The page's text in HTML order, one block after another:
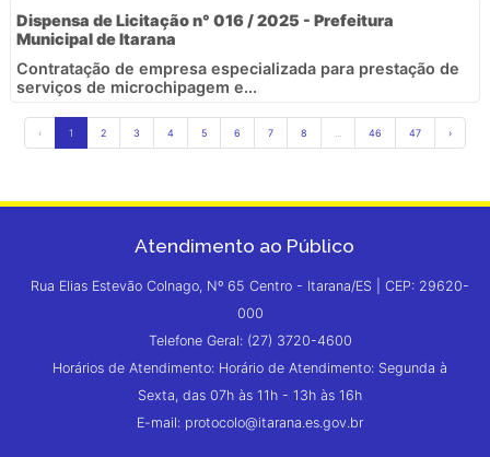
Dispensa de Licitação n° 016 / 2025 - Prefeitura
Municipal de Itarana
Contratação de empresa especializada para prestação de
serviços de microchipagem e...
‹ 1 2 3 4 5 6 7 8 46 47 ›
Atendimento ao Público
Rua Elias Estevão Colnago, Nº 65 Centro - Itarana/ES | CEP: 29620-
000
Telefone Geral: (27) 3720-4600
Horários de Atendimento: Horário de Atendimento: Segunda à
Sexta, das 07h às 11h - 13h às 16h
E-mail: protocolo@itarana.es.gov.br